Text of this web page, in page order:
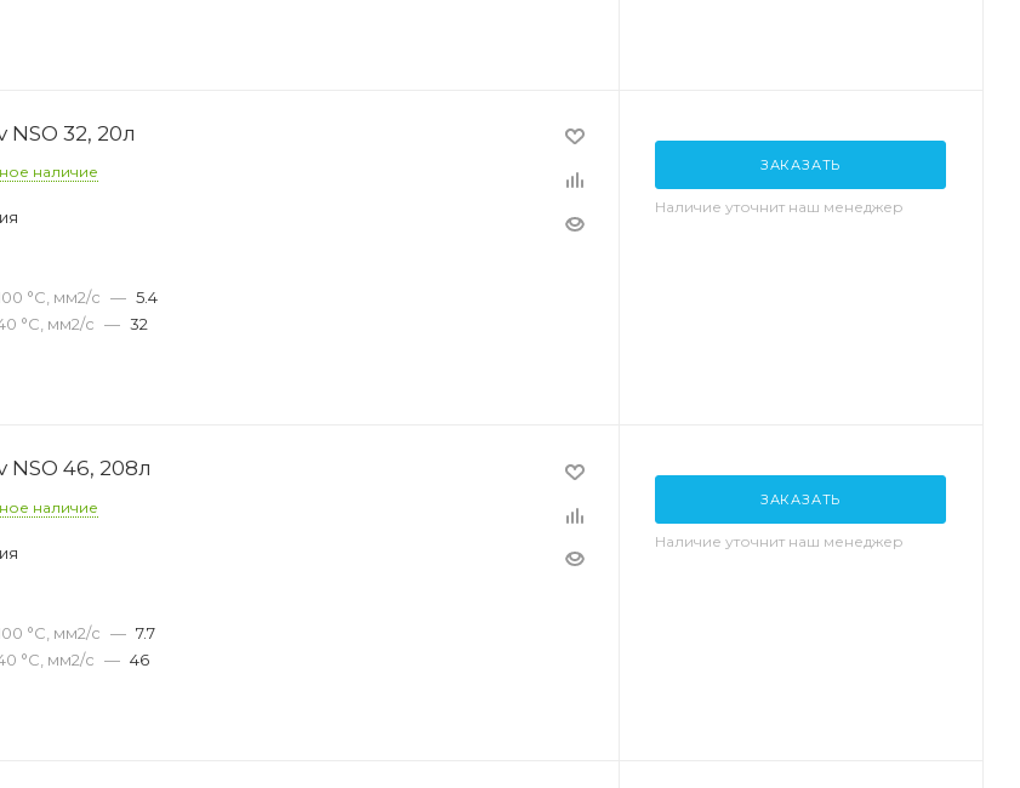
32, 20л
наличие
°С, мм2/с — 5.4
°С, мм2/с — 32
ЗАКАЗАТЬ
Наличие уточнит наш менеджер
46, 208л
наличие
°С, мм2/с — 7.7
°С, мм2/с — 46
ЗАКАЗАТЬ
Наличие уточнит наш менеджер